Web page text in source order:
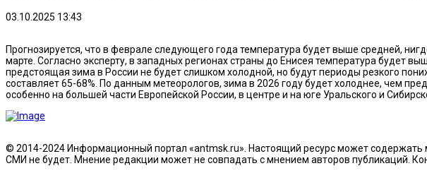
03.10.2025 13:43
Прогнозируется, что в феврале следующего года температура будет выше средней,
марте. Согласно эксперту, в западных регионах страны до Енисея температура будет
предстоящая зима в России не будет слишком холодной, но будут периоды резкого
составляет 65-68%. По данным метеорологов, зима в 2026 году будет холоднее, чем
особенно на большей части Европейской России, в центре и на юге Уральского и
© 2014-2024 Информационный портал «antmsk.ru». Настоящий ресурс может содержать
СМИ не будет. Мнение редакции может не совпадать с мнением авторов публикаций.